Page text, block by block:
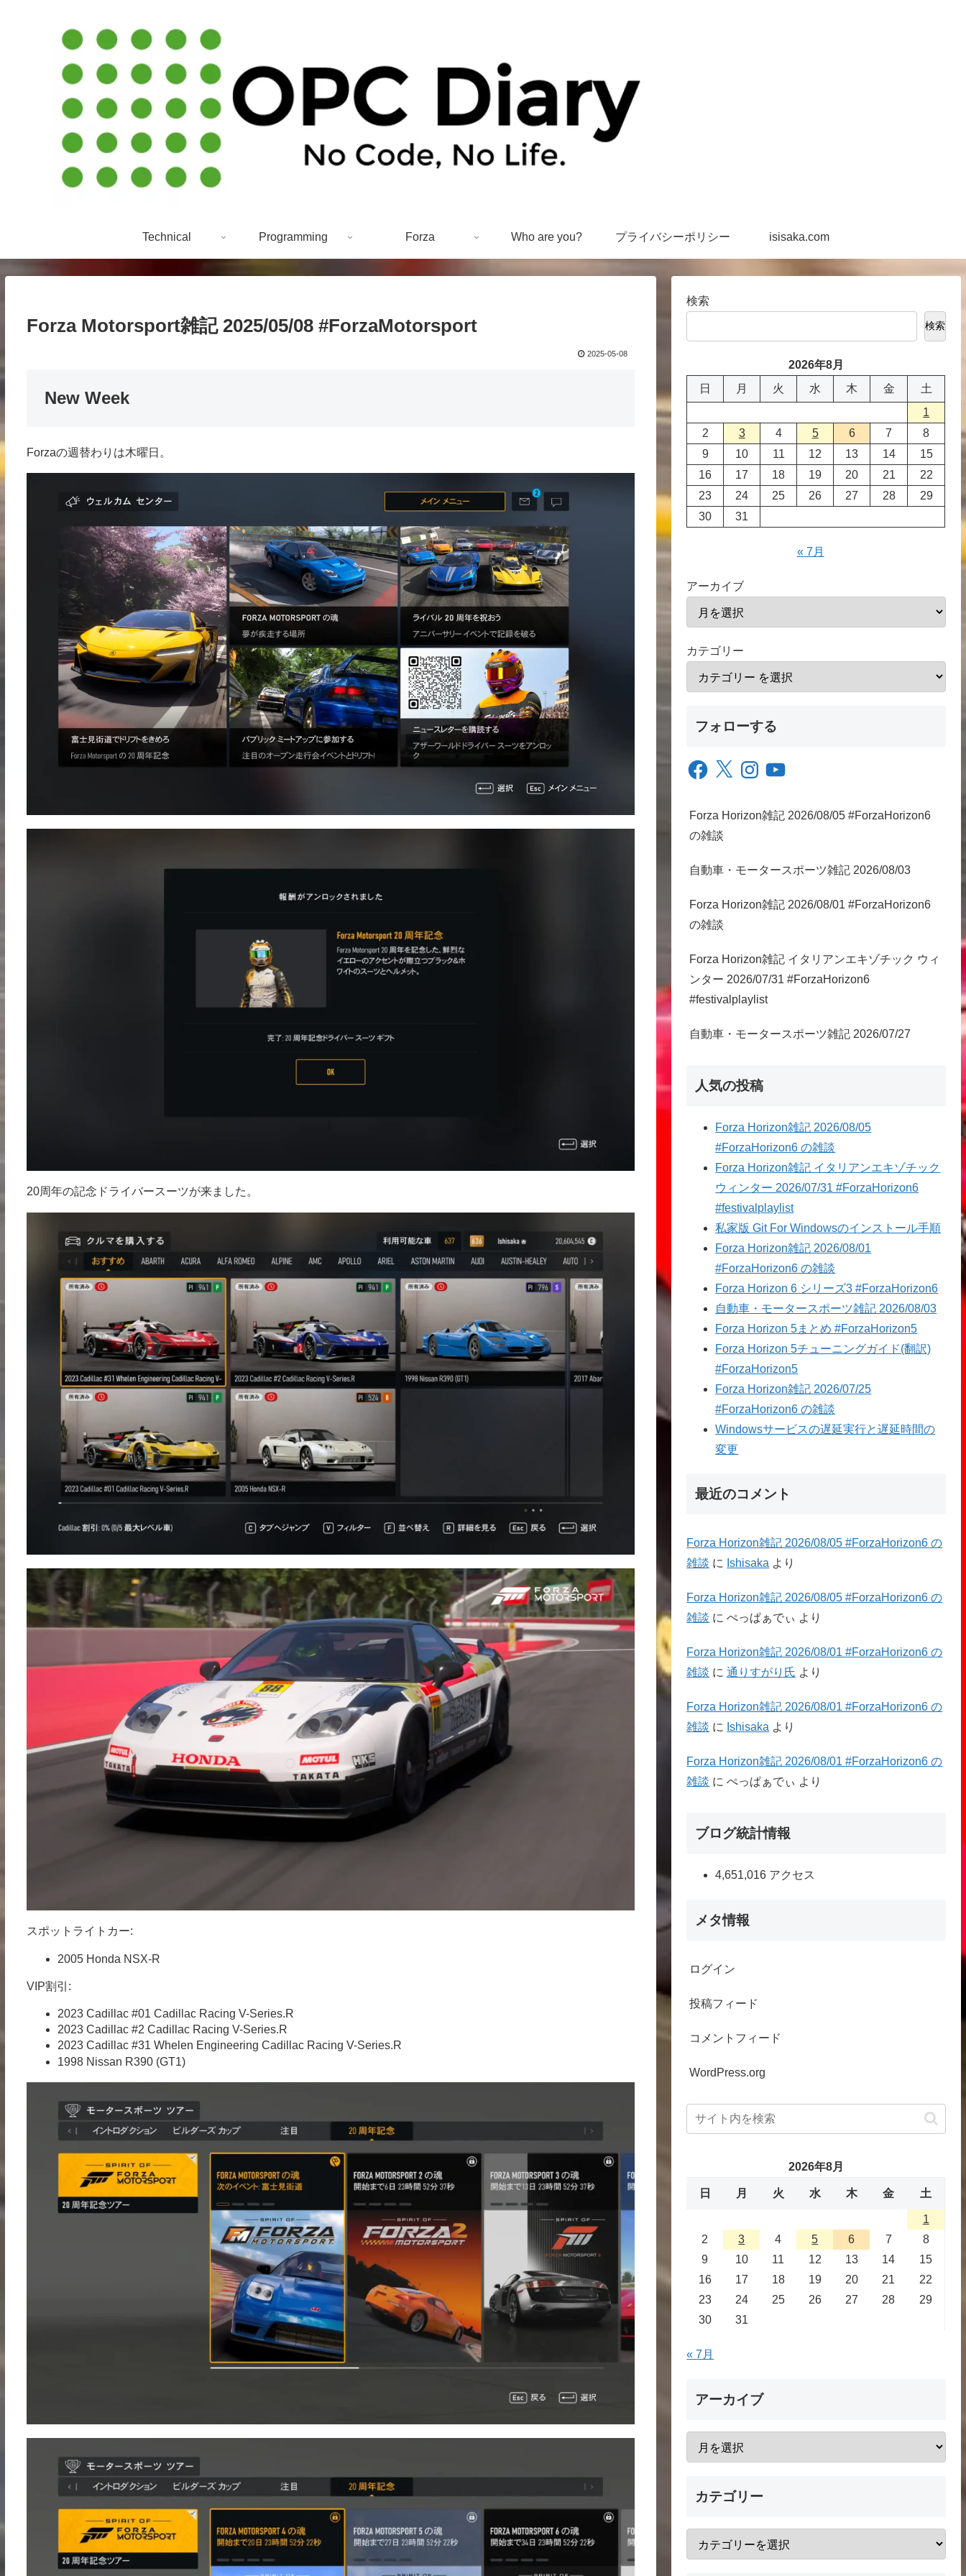
Technical Programming Forza Who are you? プライバシーポリシー isisaka.com
Forza Motorsport雑記 2025/05/08 #ForzaMotorsport
2025-05-08
New Week
Forzaの週替わりは木曜日。
20周年の記念ドライバースーツが来ました。
スポットライトカー:
2005 Honda NSX-R
VIP割引:
2023 Cadillac #01 Cadillac Racing V-Series.R
2023 Cadillac #2 Cadillac Racing V-Series.R
2023 Cadillac #31 Whelen Engineering Cadillac Racing V-Series.R
1998 Nissan R390 (GT1)
検索
検索
2026年8月
日
月 火 水 木 金
土
1
2
3 4 5 6 7
8
9
10 11 12 13 14
15
16
17 18 19 20 21
22
23
24 25 26 27 28
29
30
31
« 7月
アーカイブ
カテゴリー
フォローする
Facebook
X InstagramYouTube
Forza Horizon雑記 2026/08/05 #ForzaHorizon6
の雑談
自動車・モータースポーツ雑記 2026/08/03
Forza Horizon雑記 2026/08/01 #ForzaHorizon6
の雑談
Forza Horizon雑記 イタリアンエキゾチック ウィ
ンター 2026/07/31 #ForzaHorizon6
#festivalplaylist
自動車・モータースポーツ雑記 2026/07/27
人気の投稿
Forza Horizon雑記 2026/08/05
#ForzaHorizon6 の雑談
Forza Horizon雑記 イタリアンエキゾチック
ウィンター 2026/07/31 #ForzaHorizon6
#festivalplaylist
私家版 Git For Windowsのインストール手順
Forza Horizon雑記 2026/08/01
#ForzaHorizon6 の雑談
Forza Horizon 6 シリーズ3 #ForzaHorizon6
自動車・モータースポーツ雑記 2026/08/03
Forza Horizon 5まとめ #ForzaHorizon5
Forza Horizon 5チューニングガイド(翻訳)
#ForzaHorizon5
Forza Horizon雑記 2026/07/25
#ForzaHorizon6 の雑談
Windowsサービスの遅延実行と遅延時間の
変更
最近のコメント
Forza Horizon雑記 2026/08/05 #ForzaHorizon6 の
雑談 に Ishisaka より
Forza Horizon雑記 2026/08/05 #ForzaHorizon6 の
雑談 にぺっぱぁでぃ より
Forza Horizon雑記 2026/08/01 #ForzaHorizon6 の
雑談 に通りすがり氏 より
Forza Horizon雑記 2026/08/01 #ForzaHorizon6 の
雑談 に Ishisaka より
Forza Horizon雑記 2026/08/01 #ForzaHorizon6 の
雑談 にぺっぱぁでぃ より
ブログ統計情報
4,651,016 アクセス
メタ情報
ログイン
投稿フィード
コメントフィード
WordPress.org
2026年8月
日 月 火 水 木 金 土
1
2
3 4 5 6 7
8
9
10 11 12 13 14
15
16
17 18 19 20 21
22
23
24 25 26 27 28
29
30
31
« 7月
アーカイブ
カテゴリー